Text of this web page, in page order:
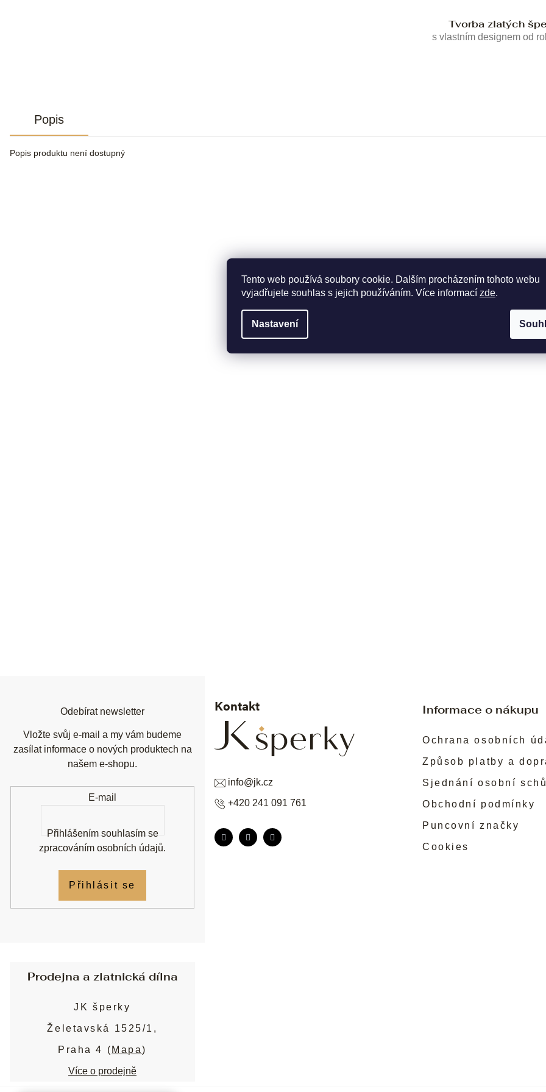
Tento web používá soubory cookie. Dalším procházením tohoto webu
vyjadřujete souhlas s jejich používáním. Více informací zde.
Nastavení
Tvorba zlatých
s vlastním designem od
Popis
Popis produktu není dostupný
Informace o nákupu
Ochrana osobních
Způsob platby a
Sjednání osobní
Obchodní podmínky
Puncovní značky
Cookies
Kontakt
info@jk.cz
+420 241 091 761
Odebírat newsletter
Vložte svůj e-mail a my vám budeme
zasílat informace o nových produktech na
našem e-shopu.
E-mail
Přihlášením souhlasím se
zpracováním osobních údajů.
Přihlásit se
Prodejna a zlatnická dílna
JK šperky
Želetavská 1525/1,
Praha 4 ( Mapa)
Více o prodejně